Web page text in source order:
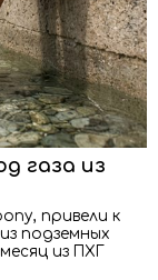
газа из
привели к
подземных
из ПХГ